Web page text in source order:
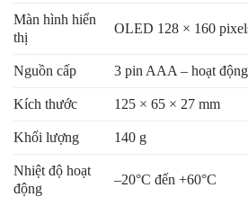
Màn hình hiển
thị
OLED 128 × 160
Nguồn cấp 3 pin AAA – hoạt
Kích thước 125 × 65 × 27 mm
Khối lượng 140 g
Nhiệt độ hoạt
động
–20°C đến +60°C